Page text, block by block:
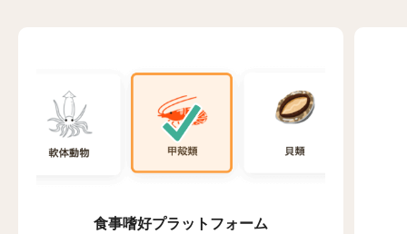
食事嗜好プラットフォーム